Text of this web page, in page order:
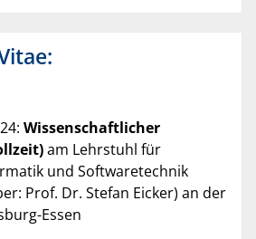
Wissenschaftlicher
am Lehrstuhl für
und Softwaretechnik
Prof. Dr. Stefan Eicker) an der
Essen